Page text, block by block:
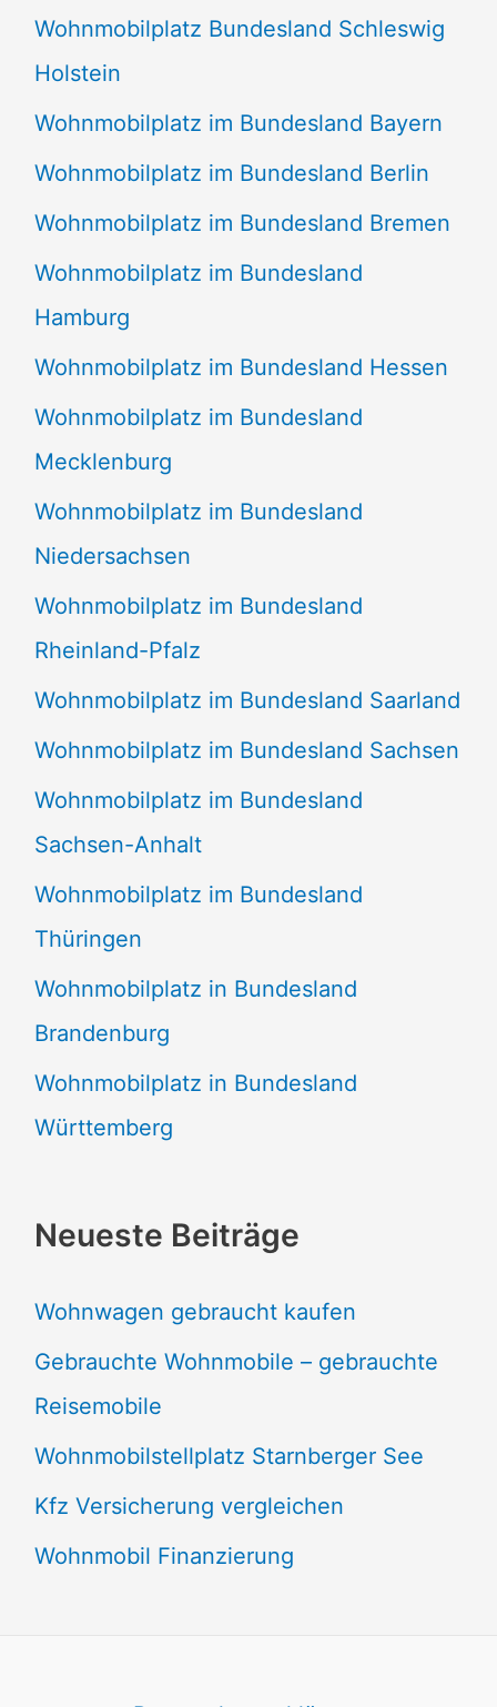
Wohnmobilplatz Bundesland Schleswig
Holstein
Wohnmobilplatz im Bundesland Bayern
Wohnmobilplatz im Bundesland Berlin
Wohnmobilplatz im Bundesland Bremen
Wohnmobilplatz im Bundesland
Hamburg
Wohnmobilplatz im Bundesland Hessen
Wohnmobilplatz im Bundesland
Mecklenburg
Wohnmobilplatz im Bundesland
Niedersachsen
Wohnmobilplatz im Bundesland
Rheinland-Pfalz
Wohnmobilplatz im Bundesland Saarland
Wohnmobilplatz im Bundesland Sachsen
Wohnmobilplatz im Bundesland
Sachsen-Anhalt
Wohnmobilplatz im Bundesland
Thüringen
Wohnmobilplatz in Bundesland
Brandenburg
Wohnmobilplatz in Bundesland
Württemberg
Neueste Beiträge
Wohnwagen gebraucht kaufen
Gebrauchte Wohnmobile – gebrauchte
Reisemobile
Wohnmobilstellplatz Starnberger See
Kfz Versicherung vergleichen
Wohnmobil Finanzierung